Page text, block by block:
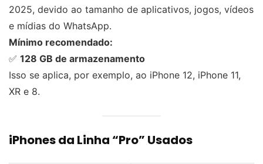
2025, devido ao tamanho de aplicativos, jogos, vídeos
e mídias do WhatsApp.
Mínimo recomendado:
✅ 128 GB de armazenamento
Isso se aplica, por exemplo, ao iPhone 12, iPhone 11,
XR e 8.
iPhones da Linha “Pro” Usados